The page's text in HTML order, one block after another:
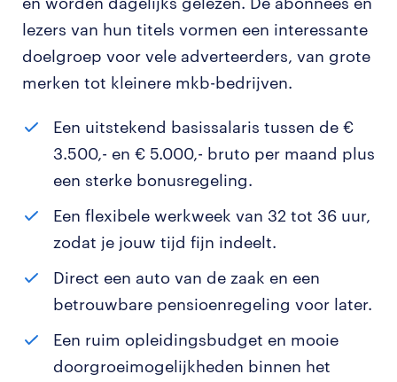
lezers van hun titels vormen een interessante
doelgroep voor vele adverteerders, van grote
merken tot kleinere mkb-bedrijven.
Een uitstekend basissalaris tussen de €
3.500,- en € 5.000,- bruto per maand plus
een sterke bonusregeling.
Een flexibele werkweek van 32 tot 36 uur,
zodat je jouw tijd fijn indeelt.
Direct een auto van de zaak en een
betrouwbare pensioenregeling voor later.
Een ruim opleidingsbudget en mooie
doorgroeimogelijkheden binnen het